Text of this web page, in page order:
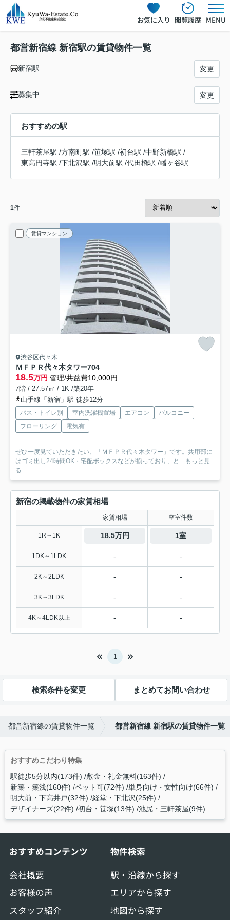
お気に入り 閲覧履歴 MENU
都営新宿線 新宿駅の賃貸物件一覧
新宿駅 変更
募集中 変更
おすすめの駅
三軒茶屋駅 /方南町駅 /笹塚駅 /初台駅 /中野新橋駅 /
東高円寺駅 /下北沢駅 /明大前駅 /代田橋駅 /幡ヶ谷駅
1件
賃貸マンション
渋谷区代々木
ＭＦＰＲ代々木タワー704
18.5万円 管理/共益費10,000円
7階 / 27.57㎡ / 1K /築20年
山手線「新宿」駅 徒歩12分
バス・トイレ別 室内洗濯機置場 エアコン
バルコニー
フローリング
電気有
ぜひ一度見ていただきたい、「ＭＦＰＲ代々木タワー」です。共用部に
はゴミ出し24時間OK・宅配ボックスなどが揃っており、と...
もっと見
る
新宿の掲載物件の家賃相場
家賃相場 空室件数
1R～1K 18.5万円 1室
1DK～1LDK - -
2K～2LDK - -
3K～3LDK - -
4K～4LDK以上 - -
1
検索条件を変更 まとめてお問い合わせ
都営新宿線の賃貸物件一覧 都営新宿線 新宿駅の賃貸物件一覧
おすすめこだわり特集
駅徒歩5分以内(173件) 敷金・礼金無料(163件)
新築・築浅(160件) ペット可(72件) 単身向け・女性向け(66件)
明大前・下高井戸(32件) 経堂・下北沢(25件)
デザイナーズ(22件) 初台・笹塚(13件) 池尻・三軒茶屋(9件)
おすすめコンテンツ
会社概要
お客様の声
スタッフ紹介
物件検索
駅・沿線から探す
エリアから探す
地図から探す